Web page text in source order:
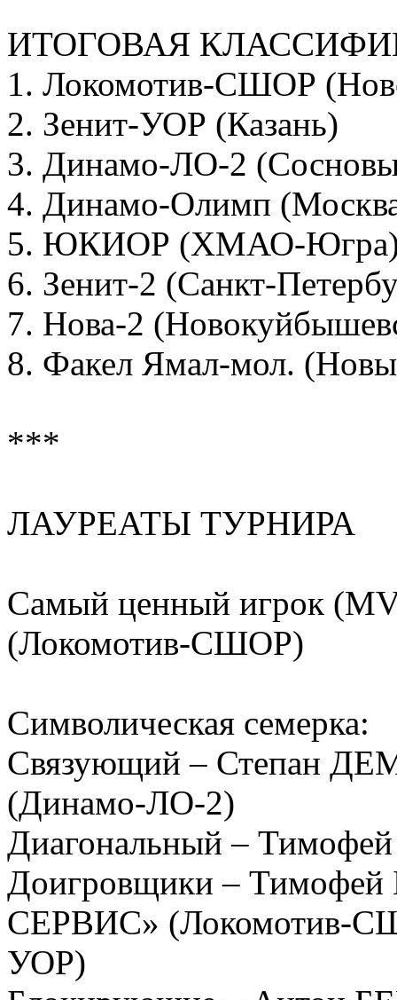
ИТОГОВАЯ
1. Локомотив-СШОР
2. Зенит-УОР (Казань)
3. Динамо-ЛО-2
4. Динамо-Олимп
5. ЮКИОР (ХМАО-
6. Зенит-2 (Санкт-
7. Нова-2
8. Факел Ямал-мол.
***
ЛАУРЕАТЫ ТУРНИРА
Самый ценный игрок
(Локомотив-СШОР)
Символическая семерка:
Связующий – Степан
(Динамо-ЛО-2)
Диагональный –
Доигровщики –
СЕРВИС» (Локомотив-
УОР)